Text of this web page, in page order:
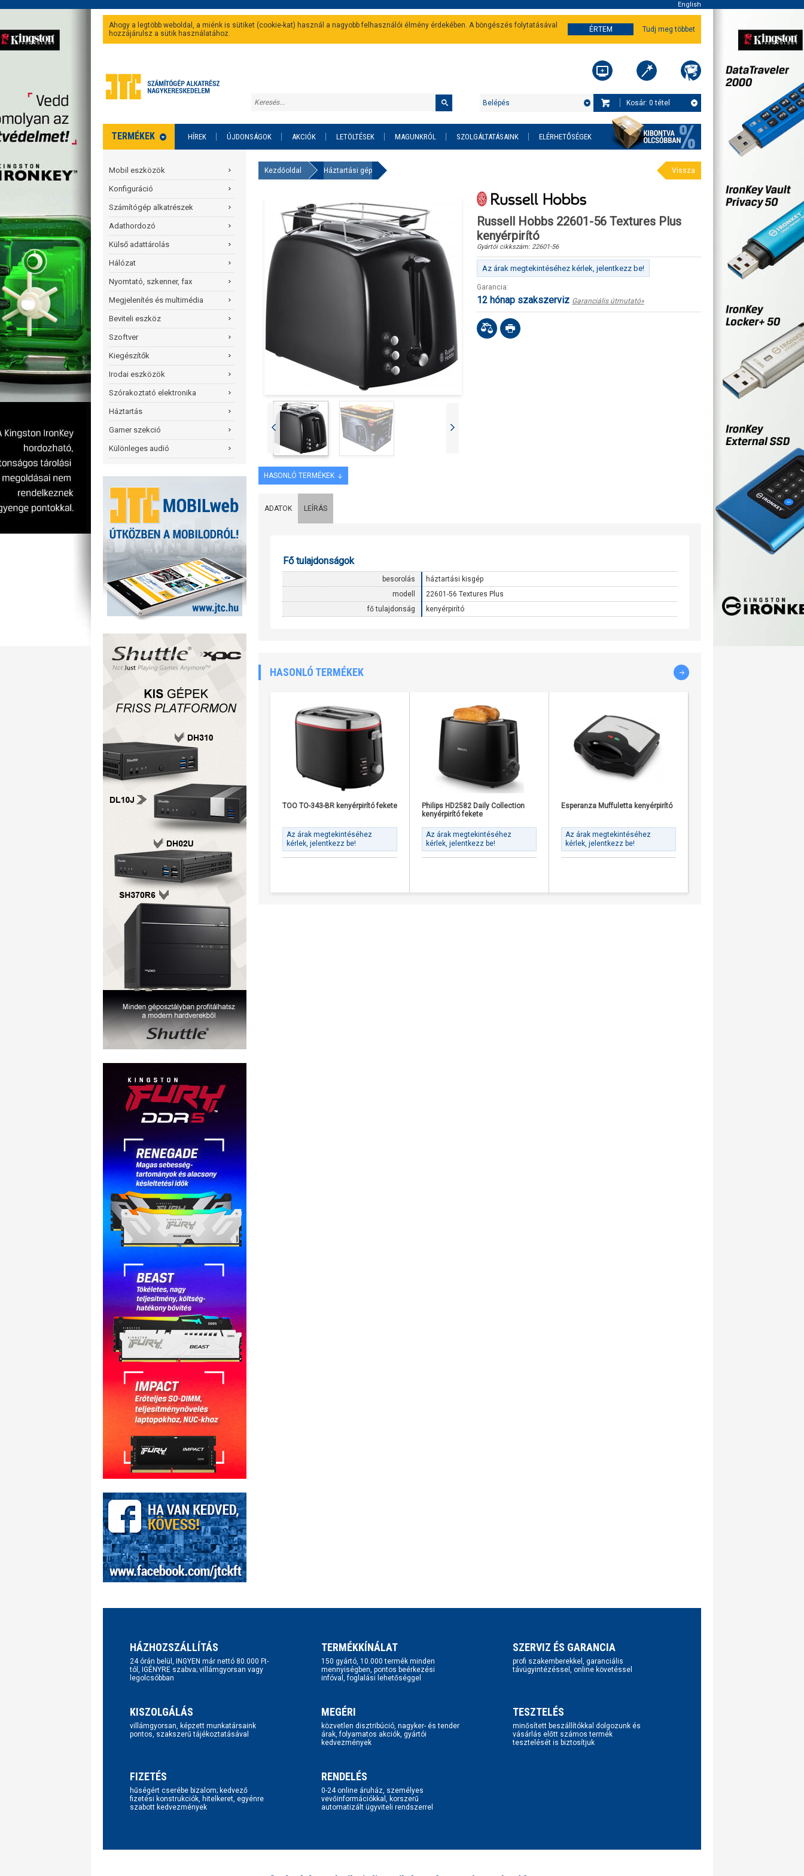
English
Ahogy a legtöbb weboldal, a miénk is sütiket (cookie-kat) használ a nagyobb felhasználói élmény érdekében. A böngészés folytatásával
hozzájárulsz a sütik használatához.
ÉRTEM Tudj meg többet
Kosár: 0 tétel
Belépés
TERMÉKEK HÍREK ÚJDONSÁGOK AKCIÓK LETÖLTÉSEK MAGUNKRÓL SZOLGÁLTATÁSAINK ELÉRHETŐSÉGEK
Mobil eszközök
Konfiguráció
Számítógép alkatrészek
Adathordozó
Külső adattárolás
Hálózat
Nyomtató, szkenner, fax
Megjelenítés és multimédia
Beviteli eszköz
Szoftver
Kiegészítők
Irodai eszközök
Szórakoztató elektronika
Háztartás
Gamer szekció
Különleges audió
Kezdőoldal Háztartási gép Vissza
Russell Hobbs 22601-56 Textures Plus
kenyérpirító
Gyártói cikkszám:22601-56
Az árak megtekintéséhez kérlek, jelentkezz be!
Garancia:
12 hónap szakszerviz Garanciális útmutató»
HASONLÓ TERMÉKEK
ADATOK LEÍRÁS
Fő tulajdonságok
besorolás
háztartási kisgép
modell
22601-56 Textures Plus
fő tulajdonság
kenyérpirító
HASONLÓ TERMÉKEK
TOO TO-343-BR kenyérpirító fekete
Az árak megtekintéséhez
kérlek, jelentkezz be!
Philips HD2582 Daily Collection
kenyérpirító fekete
Az árak megtekintéséhez
kérlek, jelentkezz be!
Esperanza Muffuletta kenyérpirító
Az árak megtekintéséhez
kérlek, jelentkezz be!
HÁZHOZSZÁLLÍTÁS
24 órán belül, INGYEN már nettó 80.000 Ft-
tól, IGÉNYRE szabva; villámgyorsan vagy
legolcsóbban
TERMÉKKÍNÁLAT
150 gyártó, 10.000 termék minden
mennyiségben, pontos beérkezési
infóval, foglalási lehetőséggel
SZERVIZ ÉS GARANCIA
profi szakemberekkel, garanciális
távügyintézéssel, online követéssel
KISZOLGÁLÁS
villámgyorsan, képzett munkatársaink
pontos, szakszerű tájékoztatásával
MEGÉRI
közvetlen disztribúció, nagyker- és tender
árak, folyamatos akciók, gyártói
kedvezmények
TESZTELÉS
minősített beszállítókkal dolgozunk és
vásárlás előtt számos termék
tesztelését is biztosítjuk
FIZETÉS
hűségért cserébe bizalom; kedvező
fizetési konstrukciók, hitelkeret, egyénre
szabott kedvezmények
RENDELÉS
0-24 online áruház, személyes
vevőinformációkkal, korszerű
automatizált ügyviteli rendszerrel